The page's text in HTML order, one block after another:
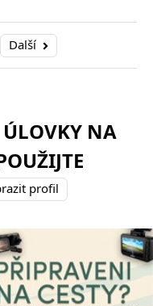
Další
ÚLOVKY NA
profil